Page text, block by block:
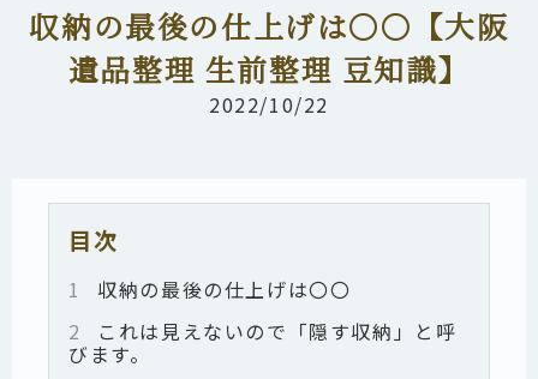
収納の最後の仕上げは〇〇【大阪
遺品整理 生前整理 豆知識】
2022/10/22
目次
1
収納の最後の仕上げは〇〇
2
これは見えないので「隠す収納」と呼
びます。